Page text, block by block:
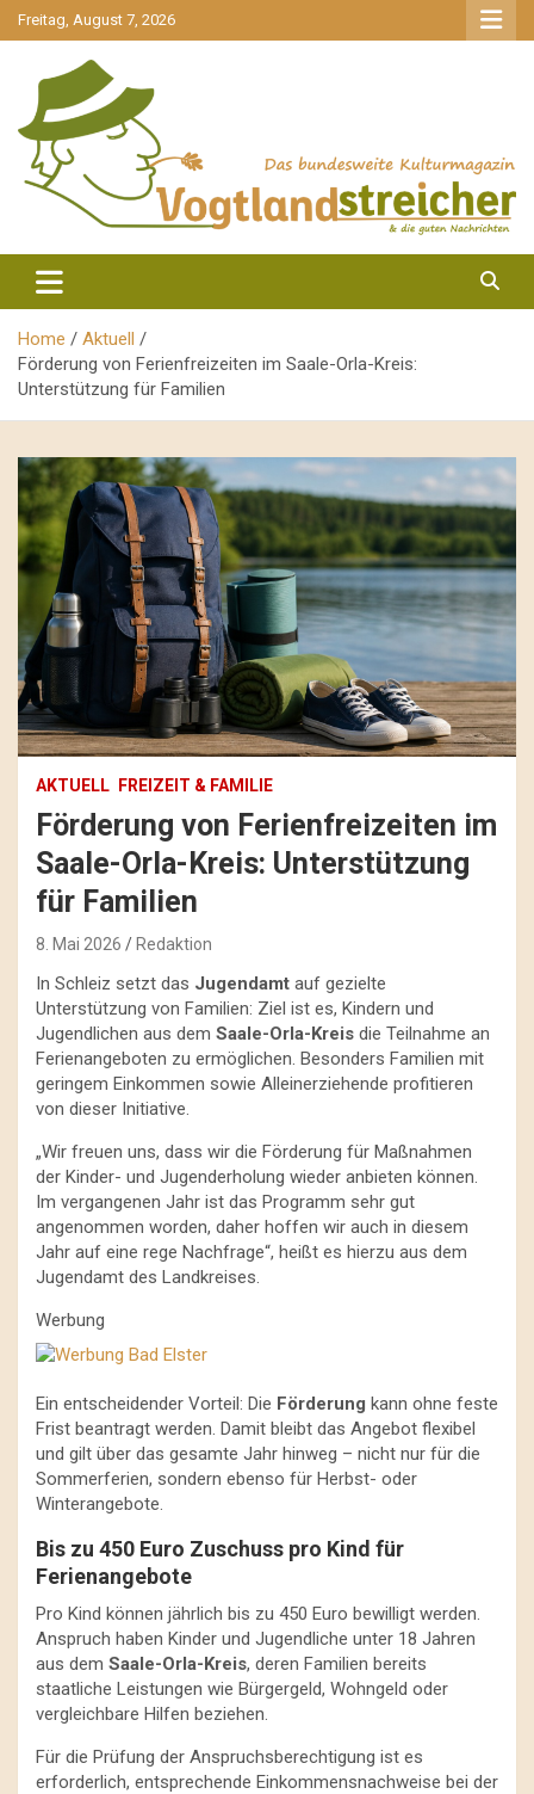
gehe
zum
Freitag, August 7, 2026
Vogtlandstreicher
Home
Aktuell
Förderung von Ferienfreizeiten im Saale-Orla-Kreis:
Unterstützung für Familien
AKTUELL FREIZEIT & FAMILIE
Förderung von Ferienfreizeiten im
Saale-Orla-Kreis: Unterstützung
für Familien
8. Mai 2026 Redaktion
In Schleiz setzt das Jugendamt auf gezielte
Unterstützung von Familien: Ziel ist es, Kindern und
Jugendlichen aus dem Saale-Orla-Kreis die Teilnahme an
Ferienangeboten zu ermöglichen. Besonders Familien mit
geringem Einkommen sowie Alleinerziehende profitieren
von dieser Initiative.
„Wir freuen uns, dass wir die Förderung für Maßnahmen
der Kinder- und Jugenderholung wieder anbieten können.
Im vergangenen Jahr ist das Programm sehr gut
angenommen worden, daher hoffen wir auch in diesem
Jahr auf eine rege Nachfrage“, heißt es hierzu aus dem
Jugendamt des Landkreises.
Werbung
Ein entscheidender Vorteil: Die Förderung kann ohne feste
Frist beantragt werden. Damit bleibt das Angebot flexibel
und gilt über das gesamte Jahr hinweg – nicht nur für die
Sommerferien, sondern ebenso für Herbst- oder
Winterangebote.
Bis zu 450 Euro Zuschuss pro Kind für
Ferienangebote
Pro Kind können jährlich bis zu 450 Euro bewilligt werden.
Anspruch haben Kinder und Jugendliche unter 18 Jahren
aus dem Saale-Orla-Kreis, deren Familien bereits
staatliche Leistungen wie Bürgergeld, Wohngeld oder
vergleichbare Hilfen beziehen.
Für die Prüfung der Anspruchsberechtigung ist es
erforderlich, entsprechende Einkommensnachweise bei der